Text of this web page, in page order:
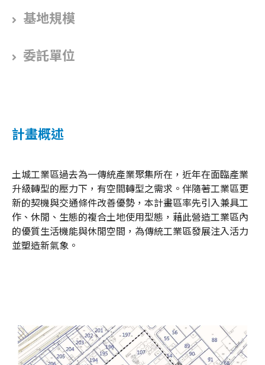
基地規模
委託單位
計畫概述
土城工業區過去為一傳統產業聚集所在，近年在面臨產業
升級轉型的壓力下，有空間轉型之需求。伴隨著工業區更
新的契機與交通條件改善優勢，本計畫區率先引入兼具工
作、休閒、生態的複合土地使用型態，藉此營造工業區內
的優質生活機能與休閒空間，為傳統工業區發展注入活力
並塑造新氣象。